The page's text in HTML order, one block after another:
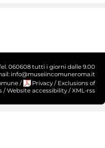
060608 tutti i giorni dalle 9.00
info@museiincomuneroma.it
/ Privacy / Exclusions of
/Website accessibility /XML-rss